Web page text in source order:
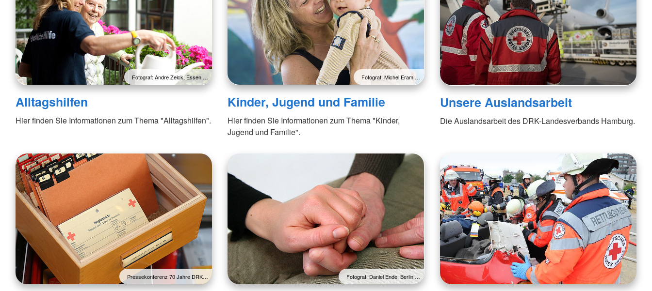
Fotograf: Andre Zelck, Essen …
Alltagshilfen
Hier finden Sie Informationen zum Thema "Alltagshilfen".
Fotograf: Michel Eram …
Kinder, Jugend und Familie
Hier finden Sie Informationen zum Thema "Kinder,
Jugend und Familie".
Unsere Auslandsarbeit
Die Auslandsarbeit des DRK-Landesverbands Hamburg.
Pressekonferenz 70 Jahre DRK… Fotograf: Daniel Ende, Berlin …